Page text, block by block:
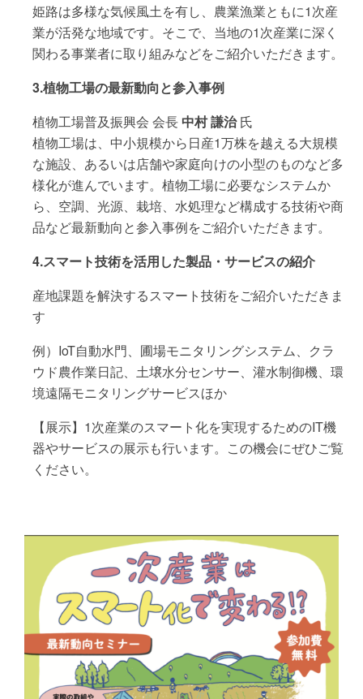
姫路は多様な気候風土を有し、農業漁業ともに1次産
業が活発な地域です。そこで、当地の1次産業に深く
関わる事業者に取り組みなどをご紹介いただきます。
3.植物工場の最新動向と参入事例
植物工場普及振興会 会長 中村 謙治氏
植物工場は、中小規模から日産1万株を越える大規模
な施設、あるいは店舗や家庭向けの小型のものなど多
様化が進んでいます。植物工場に必要なシステムか
ら、空調、光源、栽培、水処理など構成する技術や商
品など最新動向と参入事例をご紹介いただきます。
4.スマート技術を活用した製品・サービスの紹介
産地課題を解決するスマート技術をご紹介いただきま
す
例）IoT自動水門、圃場モニタリングシステム、クラ
ウド農作業日記、土壌水分センサー、灌水制御機、環
境遠隔モニタリングサービスほか
【展示】1次産業のスマート化を実現するためのIT機
器やサービスの展示も行います。この機会にぜひご覧
ください。